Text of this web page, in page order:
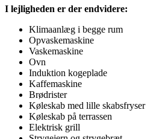
I lejligheden er der endvidere:
Klimaanlæg i begge rum
Opvaskemaskine
Vaskemaskine
Ovn
Induktion kogeplade
Kaffemaskine
Brødrister
Køleskab med lille skabsfryser
Køleskab på terrassen
Elektrisk grill